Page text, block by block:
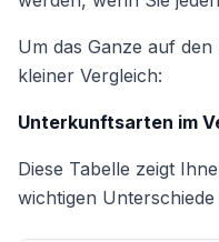
Um das Ganze auf
kleiner Vergleich:
Unterkunftsarten im
Diese Tabelle zeigt
wichtigen Unterschiede